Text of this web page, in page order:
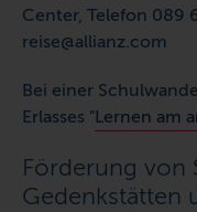
Center, Telefon 089
reise@allianz.com
Bei einer
Erlasses "Lernen am
Förderung von
Gedenkstätten